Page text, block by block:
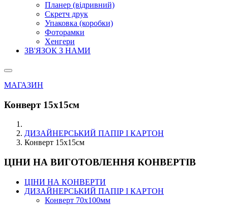
Планер (відривний)
Скретч друк
Упаковка (коробки)
Фоторамки
Хенгери
ЗВ'ЯЗОК З НАМИ
МАГАЗИН
Конверт 15х15см
ДИЗАЙНЕРСЬКИЙ ПАПІР І КАРТОН
Конверт 15х15см
ЦІНИ НА ВИГОТОВЛЕННЯ КОНВЕРТІВ
ЦІНИ НА КОНВЕРТИ
ДИЗАЙНЕРСЬКИЙ ПАПІР І КАРТОН
Конверт 70х100мм